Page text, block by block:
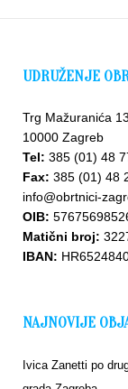
UDRUŽENJE
Trg Mažuranića 13
10000 Zagreb
Tel: 385 (01) 48
Fax: 385 (01) 48
info@obrtnici-
OIB:
Matični broj:
IBAN:
NAJNOVIJE
Ivica Zanetti po